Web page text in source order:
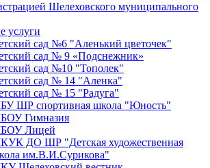
Шелеховского муниципального
услуги
сад №6 "Аленький цветочек"
сад № 9 «Подснежник»
сад №10 "Тополек"
сад № 14 "Аленка"
сад № 15 "Радуга"
ШР спортивная школа "Юность"
Гимназия
Лицей
ДО ШР "Детская художественная
им.В.И.Сурикова"